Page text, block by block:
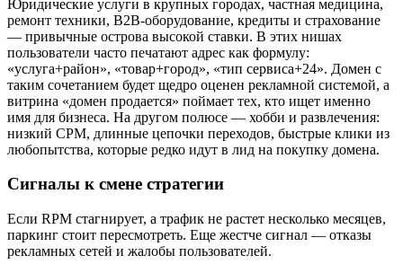
Юридические услуги в крупных городах, частная медицина,
ремонт техники, B2B‑оборудование, кредиты и страхование
— привычные острова высокой ставки. В этих нишах
пользователи часто печатают адрес как формулу:
«услуга+район», «товар+город», «тип сервиса+24». Домен с
таким сочетанием будет щедро оценен рекламной системой, а
витрина «домен продается» поймает тех, кто ищет именно
имя для бизнеса. На другом полюсе — хобби и развлечения:
низкий CPM, длинные цепочки переходов, быстрые клики из
любопытства, которые редко идут в лид на покупку домена.
Сигналы к смене стратегии
Если RPM стагнирует, а трафик не растет несколько месяцев,
паркинг стоит пересмотреть. Еще жестче сигнал — отказы
рекламных сетей и жалобы пользователей.